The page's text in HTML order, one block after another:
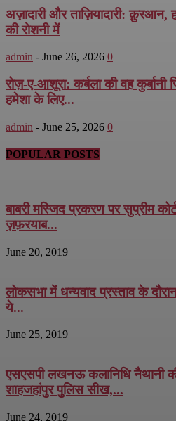
अज़ादारी और ताज़ियादारी:
की रोशनी में
admin - June 26, 2026 0
रोज़-ए-आशूरा: कर्बला की वह
हमेशा के लिए...
admin - June 25, 2026 0
POPULAR POSTS
बाबरी मस्जिद प्रकरण पर सुप्रीम
ज़फ़रयाब...
June 20, 2019
लोकसभा में धन्यवाद प्रस्ताव के
ये...
June 25, 2019
एसएसपी लखनऊ कलानिधि नैथानी
शाहजहांपुर पुलिस सीख,...
June 24, 2019